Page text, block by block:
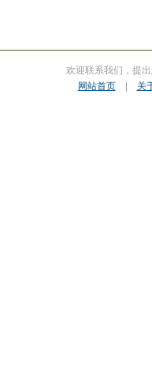
欢迎联系我们，提
网站首页| 关